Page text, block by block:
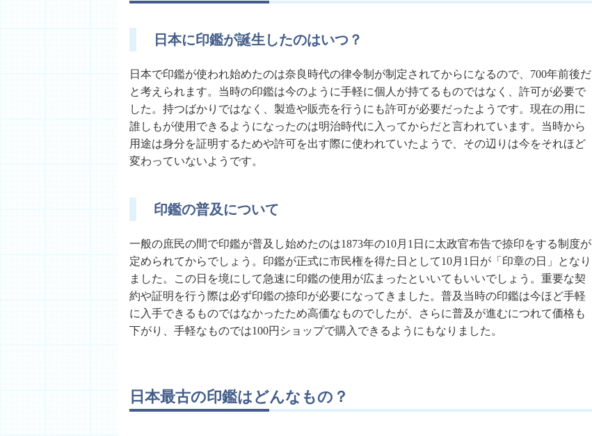
日本に印鑑が誕生したのはいつ？
日本で印鑑が使われ始めたのは奈良時代の律令制が制定されてからになるので、700年前後だ
と考えられます。当時の印鑑は今のように手軽に個人が持てるものではなく、許可が必要で
した。持つばかりではなく、製造や販売を行うにも許可が必要だったようです。現在の用に
誰しもが使用できるようになったのは明治時代に入ってからだと言われています。当時から
用途は身分を証明するためや許可を出す際に使われていたようで、その辺りは今をそれほど
変わっていないようです。
印鑑の普及について
一般の庶民の間で印鑑が普及し始めたのは1873年の10月1日に太政官布告で捺印をする制度が
定められてからでしょう。印鑑が正式に市民権を得た日として10月1日が「印章の日」となり
ました。この日を境にして急速に印鑑の使用が広まったといいてもいいでしょう。重要な契
約や証明を行う際は必ず印鑑の捺印が必要になってきました。普及当時の印鑑は今ほど手軽
に入手できるものではなかったため高価なものでしたが、さらに普及が進むにつれて価格も
下がり、手軽なものでは100円ショップで購入できるようにもなりました。
日本最古の印鑑はどんなもの？